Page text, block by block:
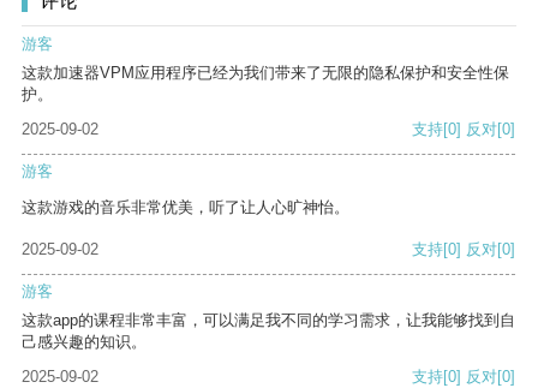
游客
这款加速器VPM应用程序已经为我们带来了无限的隐私保护和安全性保
护。
2025-09-02
支持[0] 反对[0]
游客
这款游戏的音乐非常优美，听了让人心旷神怡。
2025-09-02 支持[0] 反对[0]
游客
这款app的课程非常丰富，可以满足我不同的学习需求，让我能够找到自
己感兴趣的知识。
2025-09-02
支持[0] 反对[0]